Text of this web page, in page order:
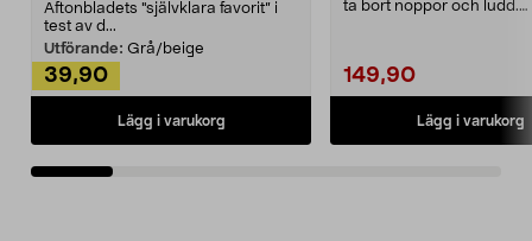
Aftonbladets "självklara favorit” i
test av d...
Utförande: Grå/beige
39,90
Lägg i varukorg
ta bort noppor och ludd.
149,90
Lägg i varukorg